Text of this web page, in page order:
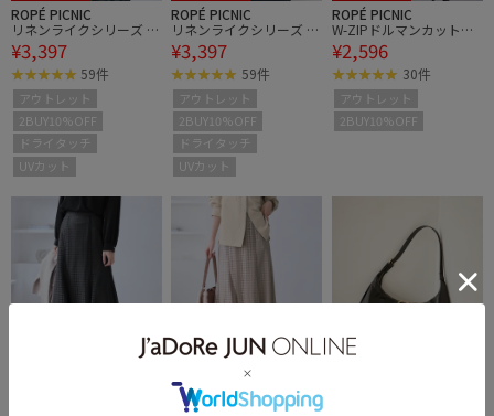
ROPÉ PICNIC
リネンライクシリーズ ド
ライタッチノーラペルジ
ャケット/UVカット
¥3,397
59件
アウトレット
2BUY10%OFF
ドライタッチ
UVカット
ROPÉ PICNIC
リネンライクシリーズ ド
ライタッチノーラペルジ
ャケット/UVカット
¥3,397
59件
アウトレット
2BUY10%OFF
ドライタッチ
UVカット
ROPÉ PICNIC
W-ZIPドルマンカットカ
ーディガン
¥2,596
30件
アウトレット
2BUY10%OFF
ROPÉ PICNIC
千鳥レースマーメイドス